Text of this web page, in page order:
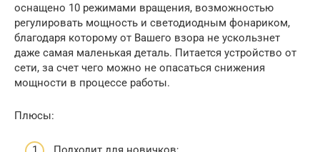
оснащено 10 режимами вращения, возможностью
регулировать мощность и светодиодным фонариком,
благодаря которому от Вашего взора не ускользнет
даже самая маленькая деталь. Питается устройство от
сети, за счет чего можно не опасаться снижения
мощности в процессе работы.
Плюсы: